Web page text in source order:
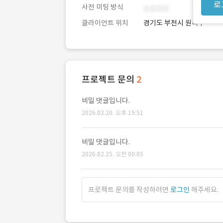
로
사전 미팅 방식
클라이언트 위치
경기도 부천시 원미구
프로젝트 문의 2
비밀 댓글입니다.
2026.02.20. 오후 19:51
비밀 댓글입니다.
2026.02.25. 오전 00:05
프로젝트 문의를 작성하려면 로그인 해주세요.